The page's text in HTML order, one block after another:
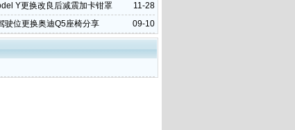
11-28
Y更换改良后减震加卡钳罩
09-10
驶位更换奥迪Q5座椅分享